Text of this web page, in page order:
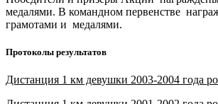
медалями. В командном первенстве
грамотами и медалями.
Протоколы результатов
Дистанция 1 км девушки 2003-2004 года